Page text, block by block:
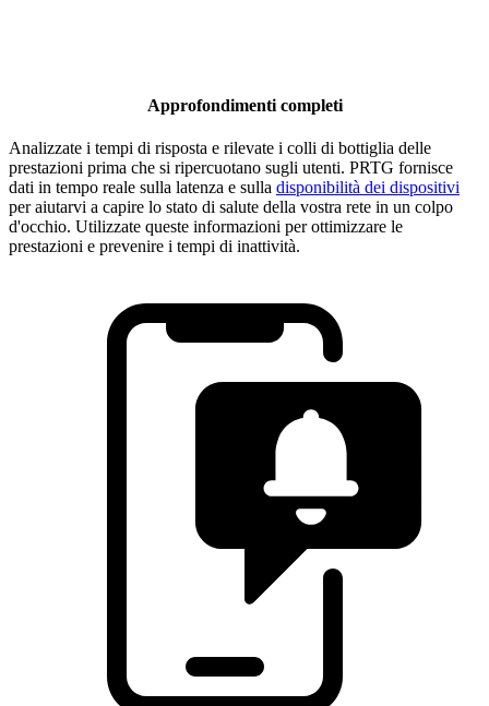
Approfondimenti completi
Analizzate i tempi di risposta e rilevate i colli di bottiglia delle
prestazioni prima che si ripercuotano sugli utenti. PRTG fornisce
dati in tempo reale sulla latenza e sulla disponibilità dei dispositivi
per aiutarvi a capire lo stato di salute della vostra rete in un colpo
d'occhio. Utilizzate queste informazioni per ottimizzare le
prestazioni e prevenire i tempi di inattività.